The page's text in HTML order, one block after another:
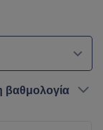
βαθμολογία